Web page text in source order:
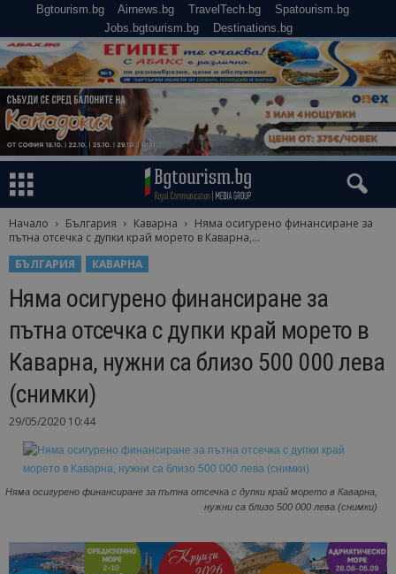
Bgtourism.bg Airnews.bg TravelTech.bg
Spatourism.bg
Jobs.bgtourism.bg
Destinations.bg
Начало България Каварна
Няма осигурено финансиране за
пътна отсечка с дупки край морето в Каварна,...
БЪЛГАРИЯ
КАВАРНА
Няма осигурено финансиране за
пътна отсечка с дупки край морето в
Каварна, нужни са близо 500 000 лева
(снимки)
29/05/2020 10:44
Няма осигурено финансиране за пътна отсечка с дупки край морето в Каварна,
нужни са близо 500 000 лева (снимки)